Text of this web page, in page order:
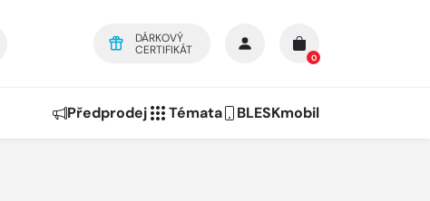
DÁRKOVÝ
CERTIFIKÁT
0
Předprodej Témata BLESKmobil